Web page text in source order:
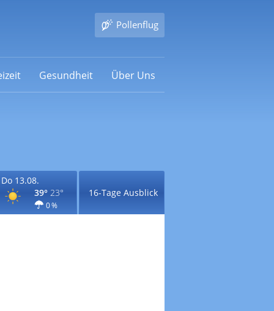
Pollenflug
Gesundheit Über Uns
Do 13.08.
39° 23°
0 %
16-Tage Ausblick